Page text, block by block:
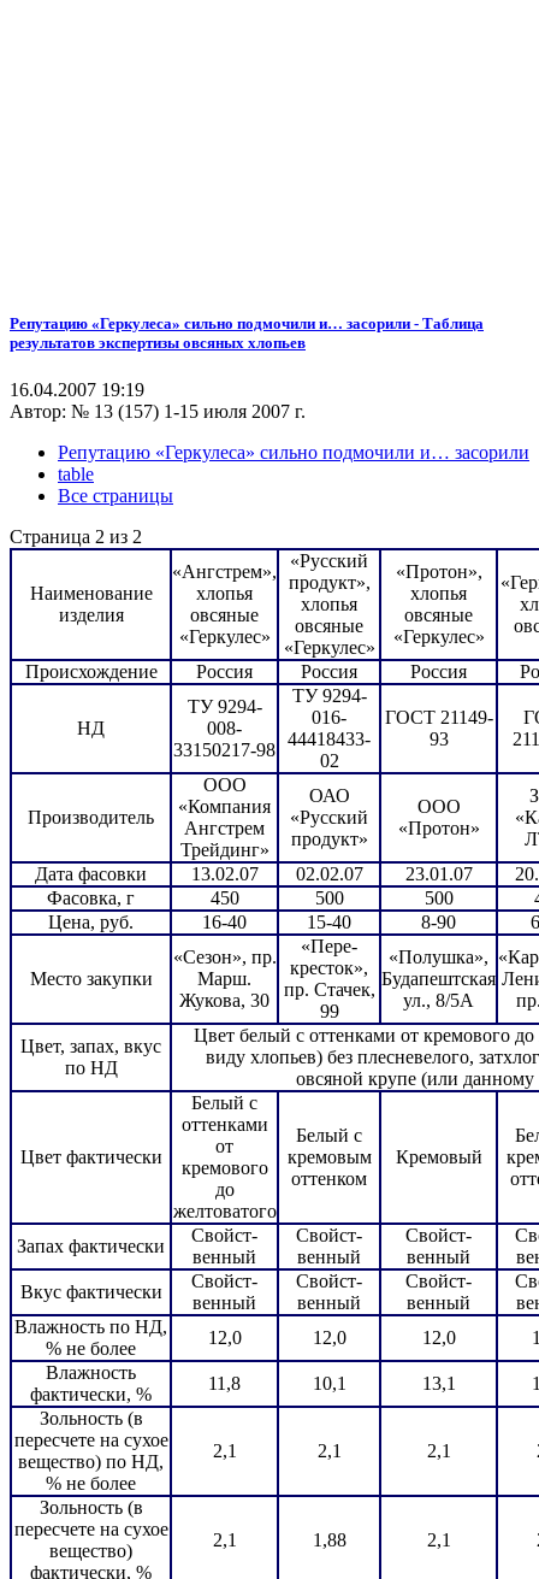
Репутацию «Геркулеса» сильно подмочили и… засорили - Таблица
результатов экспертизы овсяных хлопьев
16.04.2007 19:19
Автор: № 13 (157) 1-15 июля 2007 г.
Репутацию «Геркулеса» сильно подмочили и… засорили
table
Все страницы
Страница 2 из 2
Наименование
изделия
«Ангстрем»,
хлопья
овсяные
«Геркулес»
«Русский
продукт»,
хлопья
овсяные
«Геркулес»
«Протон»,
хлопья
овсяные
«Геркулес»
Происхождение Россия Россия Россия
НД
ТУ 9294-
008-
33150217-98
ТУ 9294-
016-
44418433-
02
ГОСТ 21149-
93
Производитель
ООО
«Компания
Ангстрем
Трейдинг»
ОАО
«Русский
продукт»
ООО
«Протон»
Дата фасовки
13.02.07 02.02.07 23.01.07
Фасовка, г
450 500 500
Цена, руб.
16-40 15-40 8-90
Место закупки
«Сезон», пр.
Марш.
Жукова, 30
«Пере-
кресток»,
пр. Стачек,
99
«Полушка»,
Будапештская
ул., 8/5А
Цвет, запах, вкус
по НД
Цвет белый с оттенками от кремового
виду хлопьев) без плесневелого,
овсяной крупе (или
Цвет фактически
Белый с
оттенками
от
кремового
до
желтоватого
Белый с
кремовым
оттенком
Кремовый
Запах фактически
Свойст-
венный
Свойст-
венный
Свойст-
венный
Вкус фактически
Свойст-
венный
Свойст-
венный
Свойст-
венный
Влажность по НД,
% не более
12,0 12,0 12,0
Влажность
фактически, %
11,8 10,1 13,1
Зольность (в
пересчете на сухое
вещество) по НД,
% не более
2,1 2,1 2,1
Зольность (в
пересчете на сухое
вещество)
фактически, %
2,1 1,88 2,1